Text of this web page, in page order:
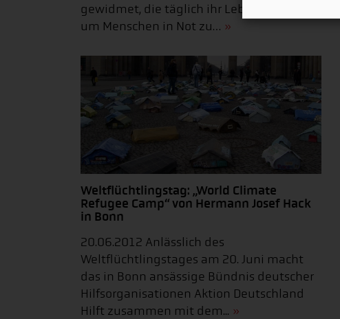
gewidmet, die täglich ihr Leben riskieren,
um Menschen in Not zu…
Weltflüchtlingstag: „World Climate
Refugee Camp“ von Hermann Josef Hack
in Bonn
20.06.2012 Anlässlich des
Weltflüchtlingstages am 20. Juni macht
das in Bonn ansässige Bündnis deutscher
Hilfsorganisationen Aktion Deutschland
Hilft zusammen mit dem...